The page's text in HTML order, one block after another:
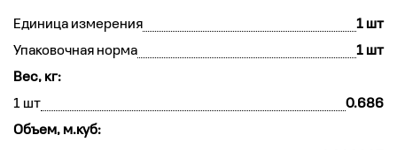
Единица измерения
1 шт
Упаковочная норма
1 шт
Вес, кг:
1 шт
0.686
Объем, м.куб: